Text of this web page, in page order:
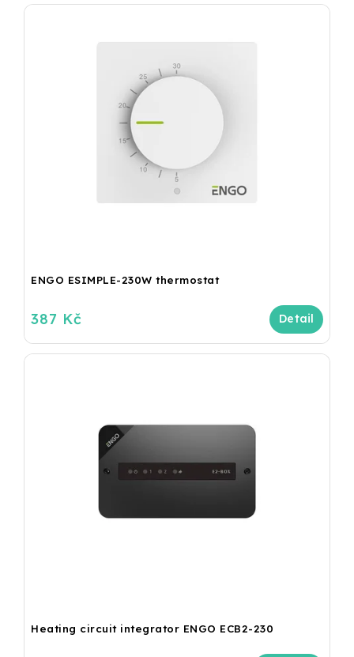
ENGO ESIMPLE-230W thermostat
387 Kč
Heating circuit integrator ENGO ECB2-230